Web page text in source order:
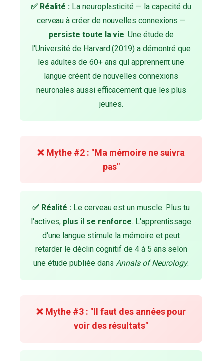
✅ Réalité : La neuroplasticité — la capacité du
cerveau à créer de nouvelles connexions —
persiste toute la vie. Une étude de
l'Université de Harvard (2019) a démontré que
les adultes de 60+ ans qui apprennent une
langue créent de nouvelles connexions
neuronales aussi efficacement que les plus
jeunes.
❌ Mythe #2 : "Ma mémoire ne suivra
pas"
✅ Réalité : Le cerveau est un muscle. Plus tu
l'actives, plus il se renforce. L'apprentissage
d'une langue stimule la mémoire et peut
retarder le déclin cognitif de 4 à 5 ans selon
une étude publiée dans Annals of Neurology.
❌ Mythe #3 : "Il faut des années pour
voir des résultats"